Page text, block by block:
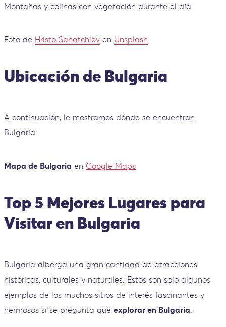
Montañas y colinas con vegetación durante el día
Foto de Hristo Sahatchiev en Unsplash
Ubicación de Bulgaria
A continuación, le mostramos dónde se encuentran
Bulgaria:
Mapa de Bulgaria en Google Maps
Top 5 Mejores Lugares para
Visitar en Bulgaria
Bulgaria alberga una gran cantidad de atracciones
históricas, culturales y naturales. Estos son solo algunos
ejemplos de los muchos sitios de interés fascinantes y
hermosos si se pregunta qué explorar en Bulgaria.